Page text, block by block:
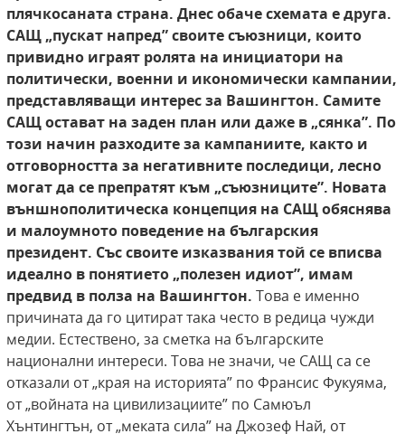
плячкосаната страна. Днесобаче схемата е друга.
САЩ „пускат напред” своитесъюзници, които
привидно играят ролята на инициатори на
политически, военни и икономически кампании,
представляващи интерес за Вашингтон. Самите
САЩ остават на заден план или даже в „сянка”. По
този начин разходите за кампаниите, както и
отговорността за негативните последици, лесно
могат да се препратят към „съюзниците”. Новата
външнополитическа концепция на САЩ обяснява
и малоумното поведение на българския
президент. Със своите изказвания той се вписва
идеално в понятието „полезен идиот”, имам
предвид в полза на Вашингтон. Това е именно
причината да го цитират така често в редица чужди
медии. Естествено, за сметка на българските
национални интереси. Това не значи, че САЩ са се
отказали от „края на историята” по Франсис Фукуяма,
от „войната на цивилизациите” по Самюъл
Хънтингтън, от „меката сила” на Джозеф Най, от